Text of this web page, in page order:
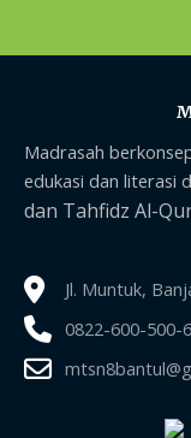
Madrasah
edukasi dan literasi
dan Tahfidz Al-
Jl. Muntuk,
0822-600-500-